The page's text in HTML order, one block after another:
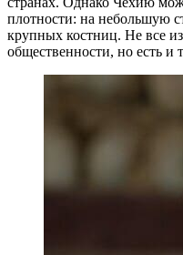
плотности: на небольшую
крупных костниц. Не все
общественности, но есть и